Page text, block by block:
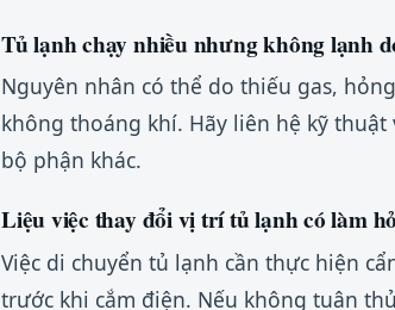
Tủ lạnh chạy nhiều nhưng không lạnh
Nguyên nhân có thể do thiếu gas,
không thoáng khí. Hãy liên hệ kỹ
bộ phận khác.
Liệu việc thay đổi vị trí tủ lạnh có làm
Việc di chuyển tủ lạnh cần thực hiện
trước khi cắm điện. Nếu không tuân